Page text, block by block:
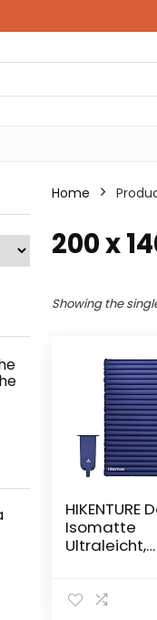
Home
‎200 x
Showing the
HIKENTURE
Isomatte
Ultraleicht,
Personen